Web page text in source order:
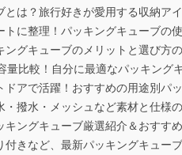
とは？旅行好きが愛用する収納ア
トに整理！パッキングキューブの
ングキューブのメリットと選び方
量比較！自分に最適なパッキング
ドアで活躍！おすすめの用途別パ
・撥水・メッシュなど素材と仕様
キングキューブ厳選紹介＆おすす
付きなど、最新パッキングキュー